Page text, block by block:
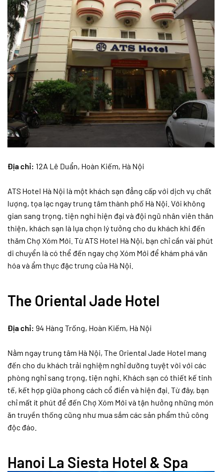
Địa chỉ: 12A Lê Duẩn, Hoàn Kiếm, Hà Nội
ATS Hotel Hà Nội là một khách sạn đẳng cấp với dịch vụ chất
lượng, tọa lạc ngay trung tâm thành phố Hà Nội. Với không
gian sang trọng, tiện nghi hiện đại và đội ngũ nhân viên thân
thiện, khách sạn là lựa chọn lý tưởng cho du khách khi đến
thăm Chợ Xóm Mới. Từ ATS Hotel Hà Nội, bạn chỉ cần vài phút
di chuyển là có thể đến ngay chợ Xóm Mới để khám phá văn
hóa và ẩm thực đặc trưng của Hà Nội.
The Oriental Jade Hotel
Địa chỉ: 94 Hàng Trống, Hoàn Kiếm, Hà Nội
Nằm ngay trung tâm Hà Nội, The Oriental Jade Hotel mang
đến cho du khách trải nghiệm nghỉ dưỡng tuyệt vời với các
phòng nghỉ sang trọng, tiện nghi. Khách sạn có thiết kế tinh
tế, kết hợp giữa phong cách cổ điển và hiện đại. Từ đây, bạn
chỉ mất ít phút để đến Chợ Xóm Mới và tận hưởng những món
ăn truyền thống cũng như mua sắm các sản phẩm thủ công
độc đáo.
Hanoi La Siesta Hotel & Spa